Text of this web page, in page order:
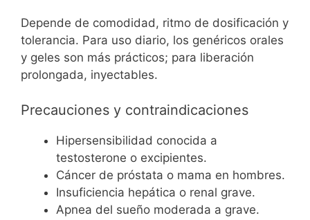
Depende de comodidad, ritmo de dosificación y
tolerancia. Para uso diario, los genéricos orales
y geles son más prácticos; para liberación
prolongada, inyectables.
Precauciones y contraindicaciones
Hipersensibilidad conocida a
testosterone o excipientes.
Cáncer de próstata o mama en hombres.
Insuficiencia hepática o renal grave.
Apnea del sueño moderada a grave.